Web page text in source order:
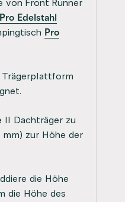
von Front Runner
Pro Edelstahl
Pro
II Dachträger zu
zur Höhe der
die Höhe
die Höhe des